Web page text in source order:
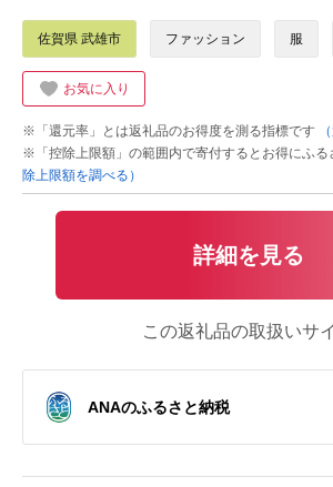
佐賀県 武雄市 ファッション 服
お気に入り
※「還元率」とは返礼品のお得度を測る指標です
※「控除上限額」の範囲内で寄付するとお得にふる
除上限額を調べる）
詳細を見る
この返礼品の取扱いサ
ANAのふるさと納税